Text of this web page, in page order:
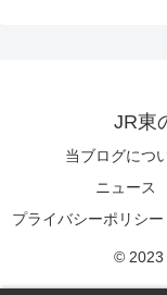
JR東
当ブログにつ
ニュース
プライバシーポリシ
© 2023